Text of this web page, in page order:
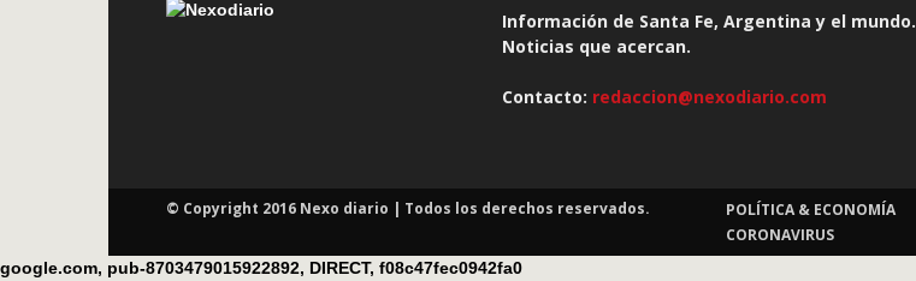
Información de Santa Fe, Argentina y el mundo.
Noticias que acercan.
Contacto: redaccion@nexodiario.com
POLÍTICA & ECONOMÍA
CORONAVIRUS
© Copyright 2016 Nexo diario | Todos los derechos reservados.
google.com, pub-8703479015922892, DIRECT, f08c47fec0942fa0